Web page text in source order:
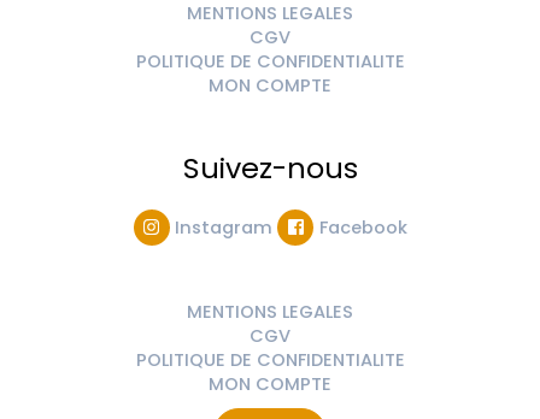
MENTIONS LEGALES
CGV
POLITIQUE DE CONFIDENTIALITE
MON COMPTE
Suivez-nous
Instagram Facebook
MENTIONS LEGALES
CGV
POLITIQUE DE CONFIDENTIALITE
MON COMPTE